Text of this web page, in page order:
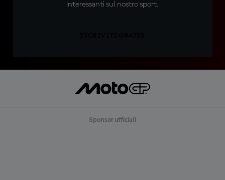
interessanti sul nostro sport.
Sponsor ufficiali